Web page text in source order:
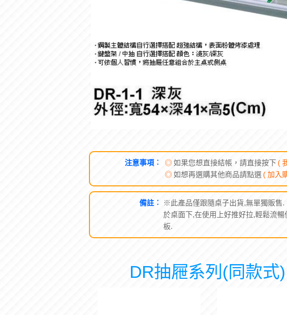
注意事項︰ ◎如果您想直接結帳，請直接按下 (
◎如想再選購其他商品請點選 ( 加入
備註︰
※此產品僅跟隨桌子出貨,無單獨販
於桌面下,在使用上好推好拉,輕鬆流
板.
DR抽屜系列(同款式)